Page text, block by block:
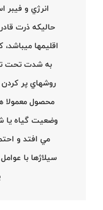
انرژي و فيبر
حاليكه ذرت
اقليمها
به شدت تحت
روشهاي پر
محصول معمولا
وضعيت گياه يا
مي افتد و
سيلاژها با